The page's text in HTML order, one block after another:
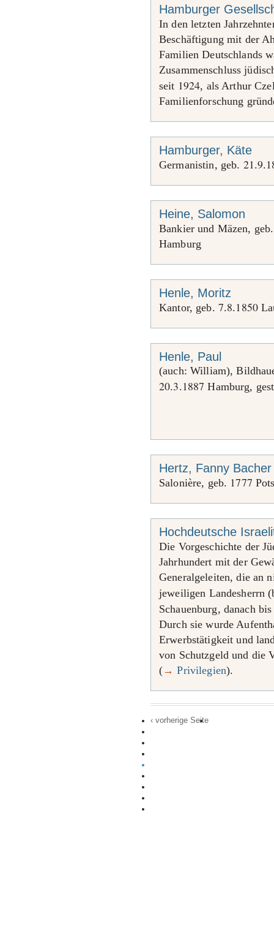
Hamburger
In den letzten
Beschäftigung mit der
Familien Deutschlands
Zusammenschluss
seit 1924, als Arthur
Familienforschung
Hamburger, Käte
Germanistin, geb. 21.9.
Heine, Salomon
Bankier und Mäzen,
Hamburg
Henle, Moritz
Kantor, geb. 7.8.1850
Henle, Paul
(auch: William),
20.3.1887 Hamburg,
Hertz, Fanny Bacher
Salonière, geb. 1777
Hochdeutsche
Die Vorgeschichte der
Jahrhundert mit der
Generalgeleiten, die an
jeweiligen Landesherrn
Schauenburg, danach
Durch sie wurde
Erwerbstätigkeit und
von Schutzgeld und die
(→ Privilegien).
‹ vorherige Seite